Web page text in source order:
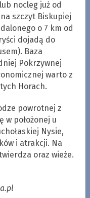
nocleg już od
szczyt Biskupiej
o 7 km od
dojadą do
Baza
Pokrzywnej
warto z
Horach.
powrotnej z
w położonej u
Nysie,
i atrakcji. Na
oraz wieże.